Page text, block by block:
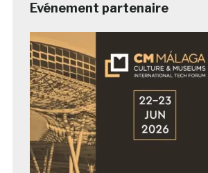
Evénement partenaire